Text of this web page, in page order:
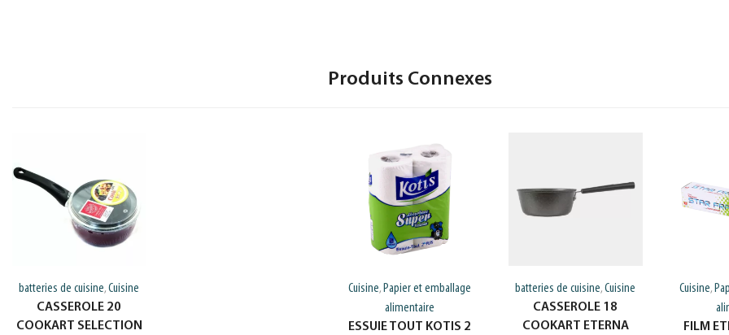
Produits Connexes
batteries de cuisine,Cuisine
CASSEROLE 20
COOKART SELECTION
Cuisine,Papier et emballage
alimentaire
ESSUIE TOUT KOTIS 2
batteries de cuisine,Cuisine
CASSEROLE 18
COOKART ETERNA
Cuisine,
FILM